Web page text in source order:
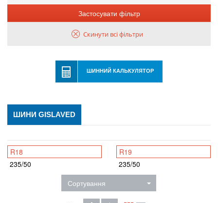
Застосувати фільтр
Скинути всі фільтри
ШИННИЙ КАЛЬКУЛЯТОР
ШИНИ GISLAVED
R18
235/50
R19
235/50
Сортування